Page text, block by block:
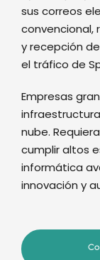
sus correos
convencional,
y recepción
el tráfico de
Empresas
nube.
cumplir altos
informática
innovación y